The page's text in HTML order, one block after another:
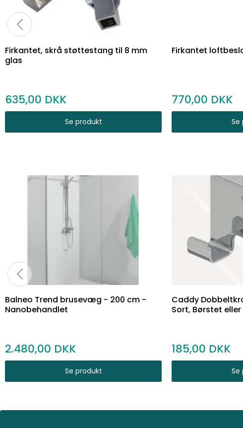
Firkantet, skrå støttestang til 8 mm
glas
635,00
Se produkt
Firkantet
770,00
Se
Balneo Trend brusevæg - 200 cm -
Nanobehandlet
2.480,00
Se produkt
Caddy
Sort, Børstet
185,00
Se